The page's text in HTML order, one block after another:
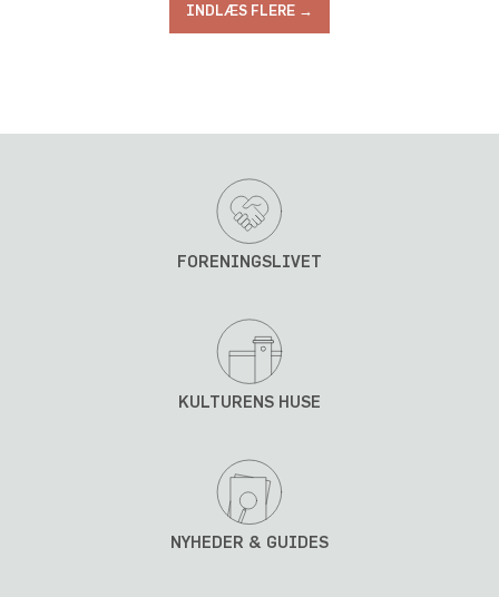
INDLÆS FLERE →
FORENINGSLIVET
KULTURENS HUSE
NYHEDER & GUIDES